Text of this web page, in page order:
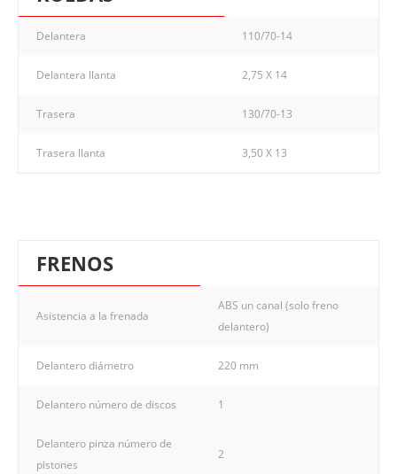
Delantera 110/70-14
Delantera llanta 2,75 X 14
Trasera 130/70-13
Trasera llanta 3,50 X 13
FRENOS
Asistencia a la frenada
ABS un canal (solo freno
delantero)
Delantero diámetro 220 mm
Delantero número de discos 1
Delantero pinza número de
pistones
2